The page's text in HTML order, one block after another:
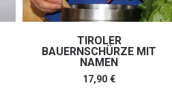
TIROLER
BAUERNSCHÜRZE MIT
NAMEN
17,90 €